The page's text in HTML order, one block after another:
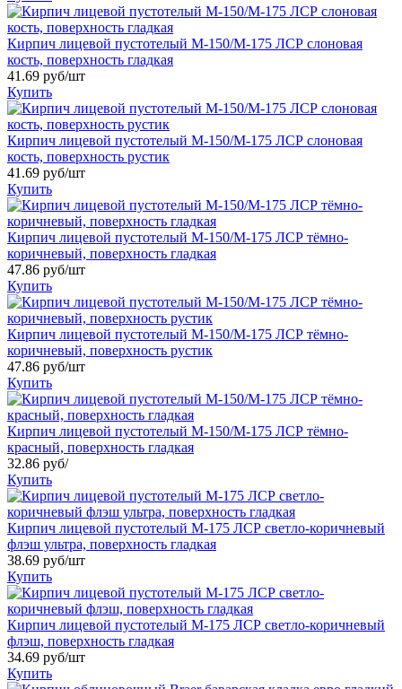
Кирпич лицевой пустотелый М-150/М-175 ЛСР слоновая
кость, поверхность гладкая
41.69 руб/шт
Купить
Кирпич лицевой пустотелый М-150/М-175 ЛСР слоновая
кость, поверхность рустик
41.69 руб/шт
Купить
Кирпич лицевой пустотелый М-150/М-175 ЛСР тёмно-
коричневый, поверхность гладкая
47.86 руб/шт
Купить
Кирпич лицевой пустотелый М-150/М-175 ЛСР тёмно-
коричневый, поверхность рустик
47.86 руб/шт
Купить
Кирпич лицевой пустотелый М-150/М-175 ЛСР тёмно-
красный, поверхность гладкая
32.86 руб/
Купить
Кирпич лицевой пустотелый М-175 ЛСР светло-коричневый
флэш ультра, поверхность гладкая
38.69 руб/шт
Купить
Кирпич лицевой пустотелый М-175 ЛСР светло-коричневый
флэш, поверхность гладкая
34.69 руб/шт
Купить